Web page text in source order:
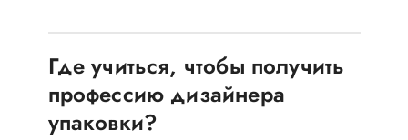
Где учиться, чтобы получить
профессию дизайнера
упаковки?